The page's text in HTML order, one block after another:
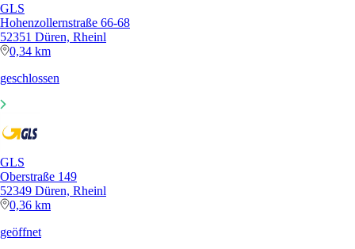
GLS
Hohenzollernstraße 66-68
52351 Düren, Rheinl
0,34 km
geschlossen
GLS
Oberstraße 149
52349 Düren, Rheinl
0,36 km
geöffnet